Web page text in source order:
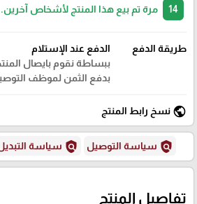
مرة تم بيع هذا المنتج لأشخاص آخرين.
طريقة الدفع
الدفع عند الإستلام
ببساطة نقوم بايصال
بدفع الثمن لموظف
public نسخ رابط المنتج
policy سياسة التوصيل policy سياسة
تفاصيل المنتج